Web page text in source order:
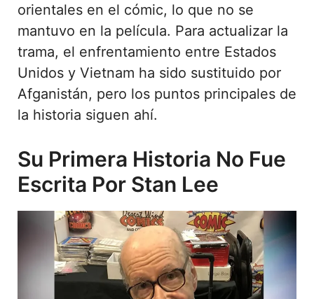
orientales en el cómic, lo que no se
mantuvo en la película. Para actualizar la
trama, el enfrentamiento entre Estados
Unidos y Vietnam ha sido sustituido por
Afganistán, pero los puntos principales de
la historia siguen ahí.
Su Primera Historia No Fue
Escrita Por Stan Lee